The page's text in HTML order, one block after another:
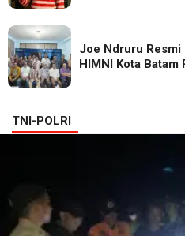
Joe Ndruru Resmi
HIMNI Kota
TNI-POLRI